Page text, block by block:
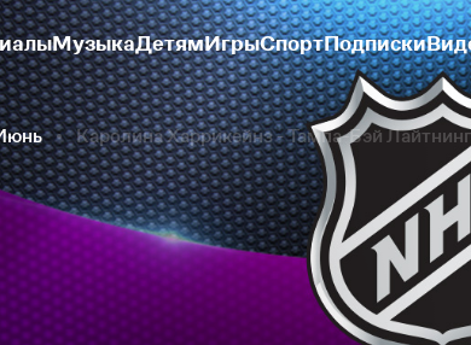
МузыкаДетямИгрыСпортПодписки
Каролина Харрикейнз - Тампа-Бэй